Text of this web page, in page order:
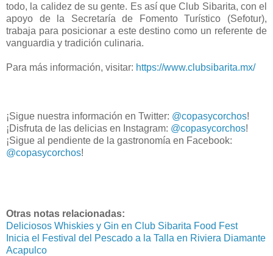
todo, la calidez de su gente. Es así que Club Sibarita, con el
apoyo de la Secretaría de Fomento Turístico (Sefotur),
trabaja para posicionar a este destino como un referente de
vanguardia y tradición culinaria.
Para más información, visitar: https://www.clubsibarita.mx/
¡Sigue nuestra información en Twitter: @copasycorchos!
¡Disfruta de las delicias en Instagram: @copasycorchos!
¡Sigue al pendiente de la gastronomía en Facebook:
@copasycorchos!
Otras notas relacionadas:
Deliciosos Whiskies y Gin en Club Sibarita Food Fest
Inicia el Festival del Pescado a la Talla en Riviera Diamante
Acapulco